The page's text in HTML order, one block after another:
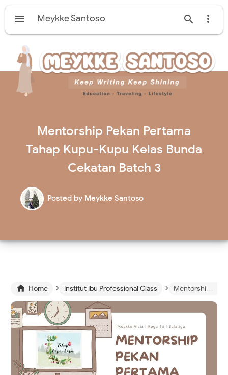
  
Meykke Santoso
Mentorship Pekan Pertama
Tahap Kupu-Kupu Kelas Bunda
Cekatan Batch 3
Posted by Meykke Santoso
 Home › Institut Ibu Professional Class › Mentorship Pekan Pertama Tahap Kupu-Kupu Kelas Bunda Cekatan Batch 3